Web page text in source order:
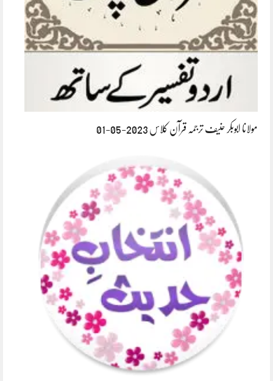
مولانا ابوبکر حنیف ترجمہ قرآن کلاس 2023-05-01